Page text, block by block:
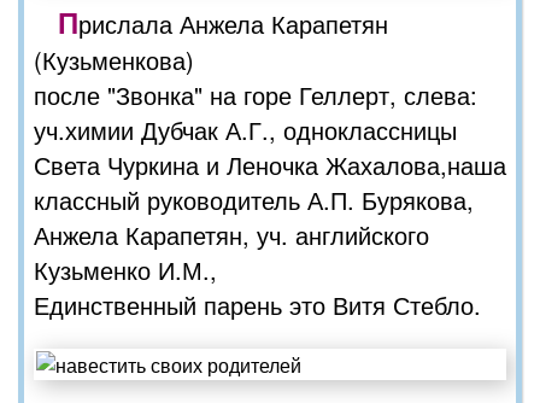
Прислала Анжела Карапетян
(Кузьменкова)
после "Звонка" на горе Геллерт, слева:
уч.химии Дубчак А.Г., одноклассницы
Света Чуркина и Леночка Жахалова,наша
классный руководитель А.П. Бурякова,
Анжела Карапетян, уч. английского
Кузьменко И.М.,
Единственный парень это Витя Стебло.